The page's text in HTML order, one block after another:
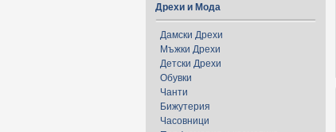
Дрехи и Мода
Дамски Дрехи
Мъжки Дрехи
Детски Дрехи
Обувки
Чанти
Бижутерия
Часовници